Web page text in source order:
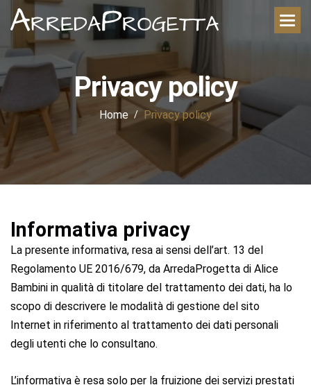
Privacy policy
Home Privacy policy
Informativa privacy
La presente informativa, resa ai sensi dell’art. 13 del
Regolamento UE 2016/679, da ArredaProgetta di Alice
Bambini in qualità di titolare del trattamento dei dati, ha lo
scopo di descrivere le modalità di gestione del sito
Internet in riferimento al trattamento dei dati personali
degli utenti che lo consultano.
L’informativa è resa solo per la fruizione dei servizi prestati